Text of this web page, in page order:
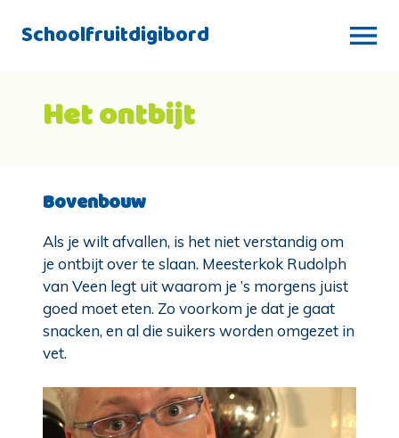
Schoolfruitdigibord
Het ontbijt
Bovenbouw
Als je wilt afvallen, is het niet verstandig om
je ontbijt over te slaan. Meesterkok Rudolph
van Veen legt uit waarom je ’s morgens juist
goed moet eten. Zo voorkom je dat je gaat
snacken, en al die suikers worden omgezet in
vet.